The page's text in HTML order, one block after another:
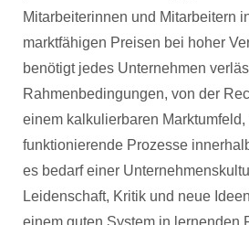
Mitarbeiterinnen und Mitarbeitern
marktfähigen Preisen bei hoher
benötigt jedes Unternehmen
Rahmenbedingungen, von der
einem kalkulierbaren
funktionierende Prozesse
es bedarf einer
Leidenschaft, Kritik und neue
einem guten System in lernenden